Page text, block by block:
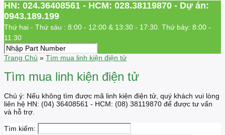
HN: 024.36408561 - HCM: 028.38119870 - Dự án:
0943.189.199
Thứ hai - Thứ sáu : 8:00 - 12:00 & 13:30 - 17:30. Thứ bảy: 8:00 -
11:30
Trang Chủ » Tìm mua linh kiện điện tử
Tìm mua linh kiện điện tử
Chú ý: Nếu không tìm được mã linh kiện điện tử, quý khách vui lòng
liên hệ HN: (04) 36408561 - HCM: (08) 38119870 để được tư vấn
và hỗ trợ.
Tìm kiếm: